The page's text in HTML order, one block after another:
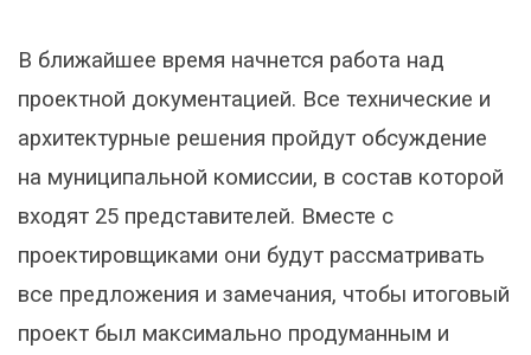
В ближайшее время начнется работа над
проектной документацией. Все технические и
архитектурные решения пройдут обсуждение
на муниципальной комиссии, в состав которой
входят 25 представителей. Вместе с
проектировщиками они будут рассматривать
все предложения и замечания, чтобы итоговый
проект был максимально продуманным и